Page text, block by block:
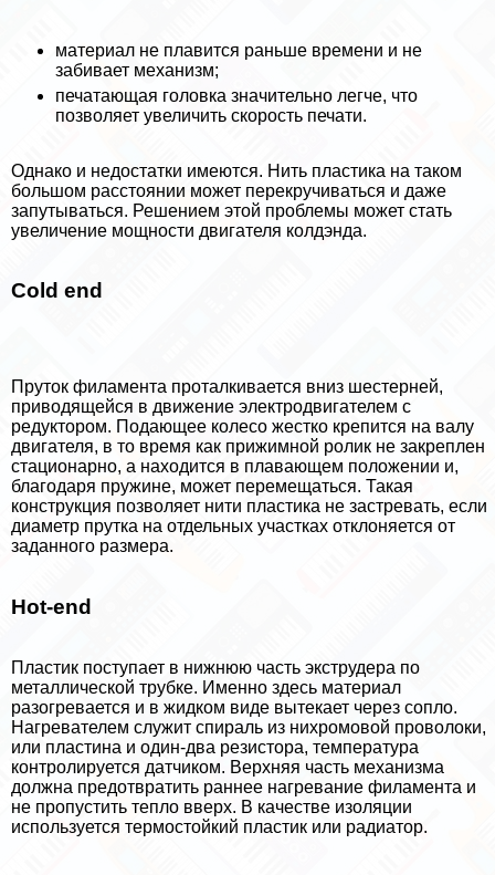
материал не плавится раньше времени и не
забивает механизм;
печатающая головка значительно легче, что
позволяет увеличить скорость печати.
Однако и недостатки имеются. Нить пластика на таком
большом расстоянии может перекручиваться и даже
запутываться. Решением этой проблемы может стать
увеличение мощности двигателя колдэнда.
Cold end
Пруток филамента проталкивается вниз шестерней,
приводящейся в движение электродвигателем с
редуктором. Подающее колесо жестко крепится на валу
двигателя, в то время как прижимной ролик не закреплен
стационарно, а находится в плавающем положении и,
благодаря пружине, может перемещаться. Такая
конструкция позволяет нити пластика не застревать, если
диаметр прутка на отдельных участках отклоняется от
заданного размера.
Hot-end
Пластик поступает в нижнюю часть экструдера по
металлической трубке. Именно здесь материал
разогревается и в жидком виде вытекает через сопло.
Нагревателем служит спираль из нихромовой проволоки,
или пластина и один-два резистора, температура
контролируется датчиком. Верхняя часть механизма
должна предотвратить раннее нагревание филамента и
не пропустить тепло вверх. В качестве изоляции
используется термостойкий пластик или радиатор.